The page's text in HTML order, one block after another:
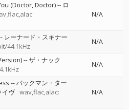
(Doctor, Doctor)-- ロ
N/A
レーナード・スキナー
44.1kHz
N/A
--ザ・ナック
N/A
--バックマン・ター
イヴ wav,flac,alac:
N/A